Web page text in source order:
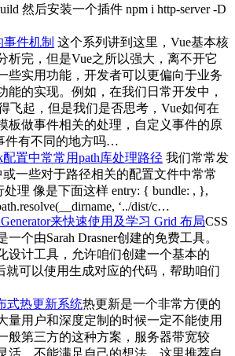
然后安装一个插件 npm i http-server -D
件机制 这个系列讲到这里，Vue基本核
析完，但是Vue之所以强大，离不开它
些实用功能，开发者可以更偏向于业务
能的实现。例如，在我们日常开发中，
飞起，但是我们是否思考，Vue如何在
板做事件相关的处理，自定义事件的原
件有不同的地方吗…
配置中常常用path库处理路径 我们常常发
或一些对于路径相关的配置文件中常常
处理 像是下面这样 entry: { bundle: , },
‘../dist/c…
来快速使用及学习 Grid 布局CSS
一个由Sarah Drasner创建的免费工具。
设计工具，允许咱们创建一个基本的
就可以使用生成对应的代码，帮助咱们
式热更新系统热更新是一个非常方便的
量用户和深度定制的时候一定不能使用
般第三方的这种方案，服务器带宽较
活，不能满足自己的想法。这里推荐自